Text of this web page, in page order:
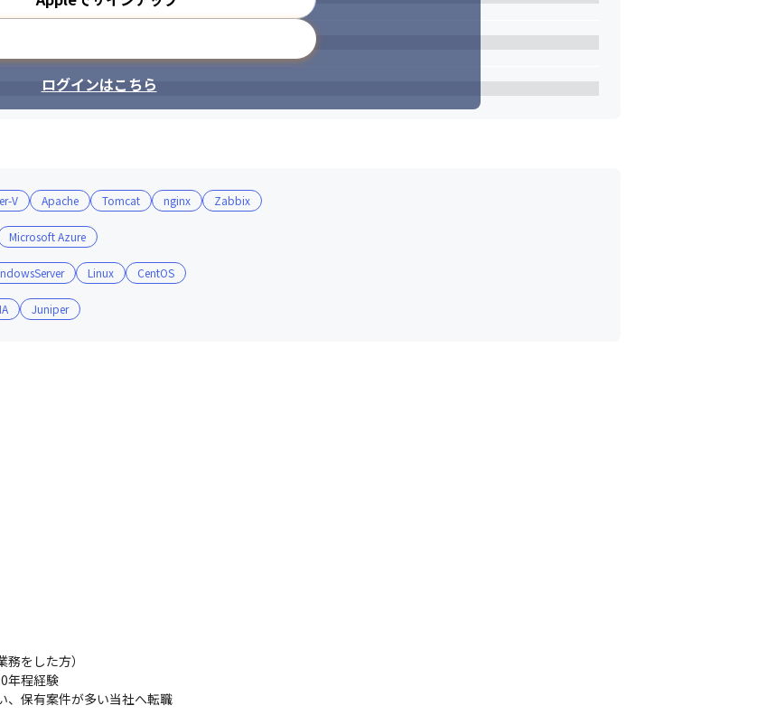
ログインはこちら
V Apache Tomcat nginx Zabbix
Microsoft Azure
Linux CentOS
Juniper
をした方）
年程経験
、保有案件が多い当社へ転職